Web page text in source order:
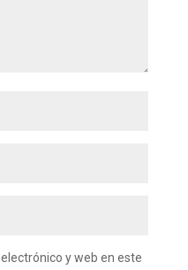
y web en este